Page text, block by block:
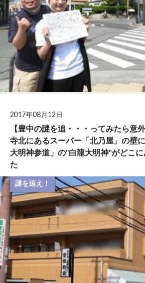
2017年08月12日
【豊中の謎を追・・・ってみたら意
寺北にあるスーパー「北乃屋」の壁
大明神参道」の"白龍大明神"がどこ
た
謎を追え！